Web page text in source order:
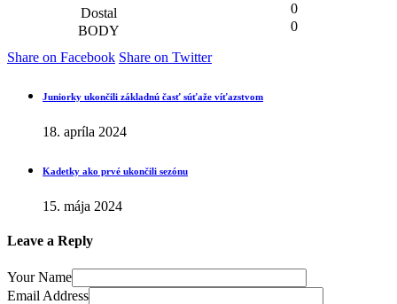
0
0
Share on Facebook Share on Twitter
Juniorky ukončili základnú časť súťaže víťazstvom
18. apríla 2024
Kadetky ako prvé ukončili sezónu
15. mája 2024
Leave a Reply
Your Name
Email Address